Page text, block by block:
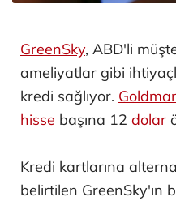
GreenSky, ABD'li
ameliyatlar gibi
kredi sağlıyor.
hisse başına 12 dolar
Kredi kartlarına
belirtilen GreenSky'ın